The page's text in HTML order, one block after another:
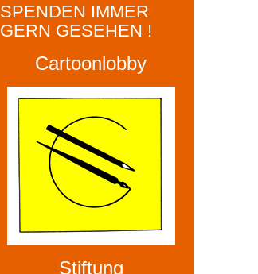
SPENDEN IMMER
GERN GESEHEN !
Cartoonlobby
Stiftung